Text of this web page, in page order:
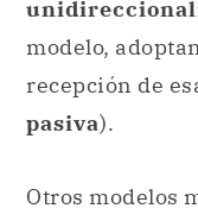
Otros modelos
dinámica y le
estudiante para
realicen.